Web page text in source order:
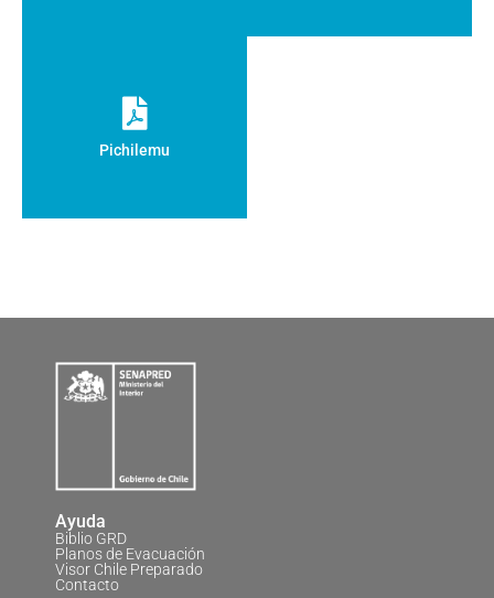
Pichilemu
Ayuda
Biblio GRD
Planos de Evacuación
Visor Chile Preparado
Contacto